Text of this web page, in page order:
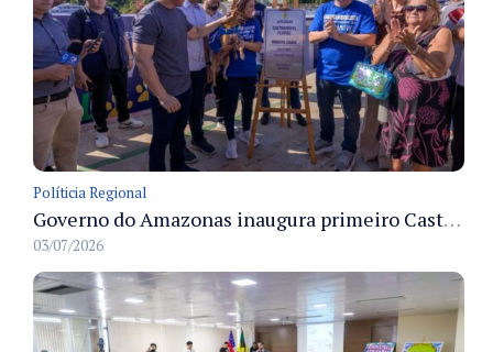
Políticia Regional
Governo do Amazonas inaugura primeiro Castramóvel Fluvial para atendimento veterinário às comunidades ribeirinhas e castração gratuita
03/07/2026